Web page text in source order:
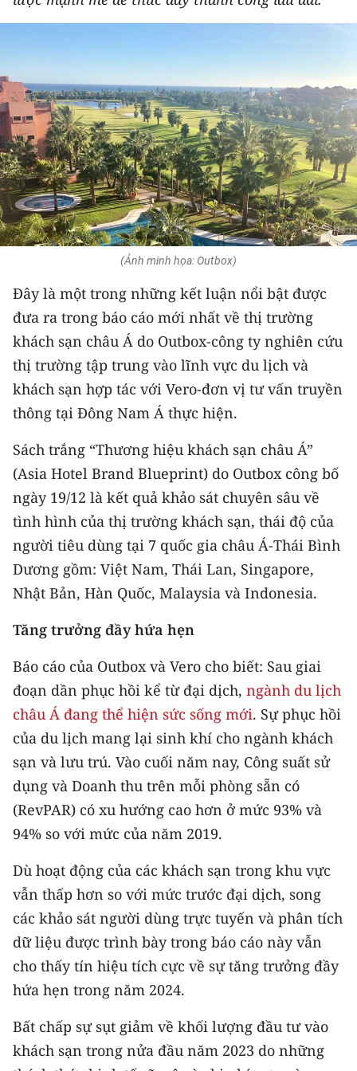
THỂ THAO
Y TẾ
KHOA HỌC - CÔNG NGHỆ
MÔI TRƯỜNG
BẠN ĐỌC
KIỂM CHỨNG THÔNG TIN
TRI THỨC CHUYÊN SÂU
54 DÂN TỘC VIỆT NAM
CHƯƠNG TRÌNH OCOP - MỖI XÃ
MỘT SẢN PHẨM
MEDIA CENTER
E-Magazine
Video
Media Chính trị
Media Xã hội
Media Pháp luật
Media Du lịch
Media Thế giới
Media Thể thao
Media Giáo dục
Media Y tế
Media Khoa học - Công nghệ
Media Môi trường
Ảnh
Infographic
(Ảnh minh họa: Outbox)
Đây là một trong những kết luận nổi bật được
đưa ra trong báo cáo mới nhất về thị trường
khách sạn châu Á do Outbox-công ty nghiên cứu
thị trường tập trung vào lĩnh vực du lịch và
khách sạn hợp tác với Vero-đơn vị tư vấn truyền
thông tại Đông Nam Á thực hiện.
Sách trắng “Thương hiệu khách sạn châu Á”
(Asia Hotel Brand Blueprint) do Outbox công bố
ngày 19/12 là kết quả khảo sát chuyên sâu về
tình hình của thị trường khách sạn, thái độ của
người tiêu dùng tại 7 quốc gia châu Á-Thái Bình
Dương gồm: Việt Nam, Thái Lan, Singapore,
Nhật Bản, Hàn Quốc, Malaysia và Indonesia.
Tăng trưởng đầy hứa hẹn
Báo cáo của Outbox và Vero cho biết: Sau giai
đoạn dần phục hồi kể từ đại dịch, ngành du lịch
châu Á đang thể hiện sức sống mới. Sự phục hồi
của du lịch mang lại sinh khí cho ngành khách
sạn và lưu trú. Vào cuối năm nay, Công suất sử
dụng và Doanh thu trên mỗi phòng sẵn có
(RevPAR) có xu hướng cao hơn ở mức 93% và
94% so với mức của năm 2019.
Dù hoạt động của các khách sạn trong khu vực
vẫn thấp hơn so với mức trước đại dịch, song
các khảo sát người dùng trực tuyến và phân tích
dữ liệu được trình bày trong báo cáo này vẫn
cho thấy tín hiệu tích cực về sự tăng trưởng đầy
hứa hẹn trong năm 2024.
Bất chấp sự sụt giảm về khối lượng đầu tư vào
khách sạn trong nửa đầu năm 2023 do những